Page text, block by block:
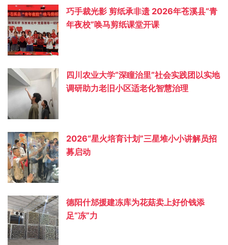
巧手裁光影 剪纸承非遗 2026年苍溪县“青
年夜校”唤马剪纸课堂开课
四川农业大学“深瞳治里”社会实践团以实地
调研助力老旧小区适老化智慧治理
2026“星火培育计划”三星堆小小讲解员招
募启动
德阳什邡援建冻库为花菇卖上好价钱添
足“冻”力